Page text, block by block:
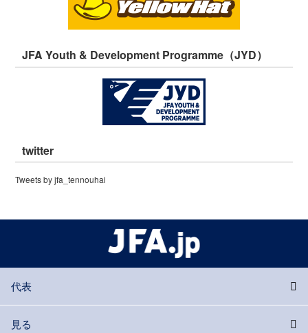
JFA Youth & Development Programme（JYD）
twitter
Tweets by jfa_tennouhai
代表
見る